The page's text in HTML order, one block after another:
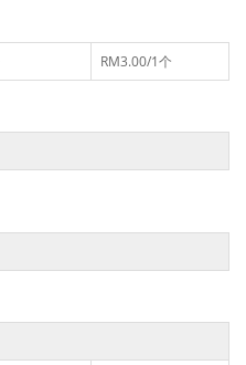
RM3.00/1个